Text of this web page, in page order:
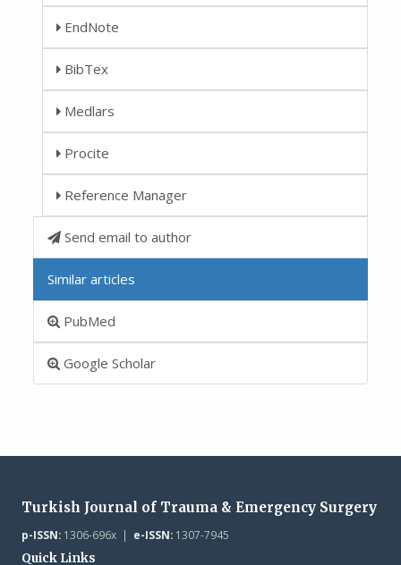
EndNote
BibTex
Medlars
Procite
Reference Manager
Send email to author
Similar articles
PubMed
Google Scholar
Turkish Journal of Trauma & Emergency Surgery
p-ISSN:1306-696x | e-ISSN:1307-7945
Quick Links